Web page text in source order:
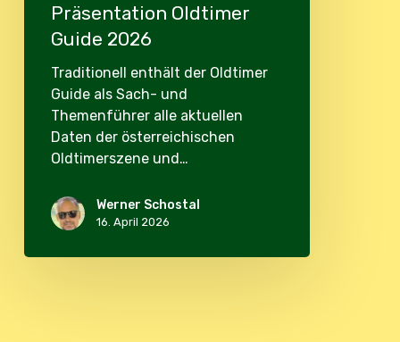
Präsentation Oldtimer
Guide 2026
Traditionell enthält der Oldtimer
Guide als Sach- und
Themenführer alle aktuellen
Daten der österreichischen
Oldtimerszene und…
Werner Schostal
16. April 2026